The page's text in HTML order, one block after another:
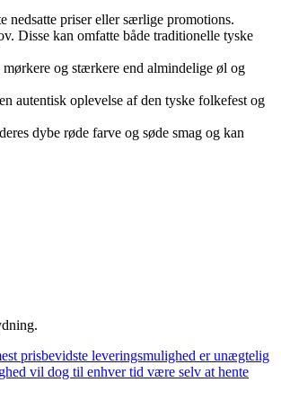
nedsatte priser eller særlige promotions.
Disse kan omfatte både traditionelle tyske
og stærkere end almindelige øl og
autentisk oplevelse af den tyske folkefest og
dybe røde farve og søde smag og kan
prisbevidste leveringsmulighed er unægtelig
vil dog til enhver tid være selv at hente